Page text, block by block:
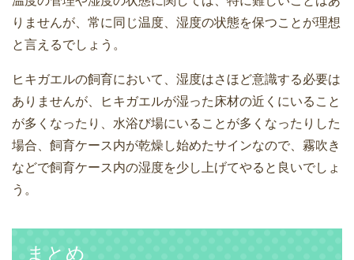
りませんが、常に同じ温度、湿度の状態を保つことが理想
と言えるでしょう。
ヒキガエルの飼育において、湿度はさほど意識する必要は
ありませんが、ヒキガエルが湿った床材の近くにいること
が多くなったり、水浴び場にいることが多くなったりした
場合、飼育ケース内が乾燥し始めたサインなので、霧吹き
などで飼育ケース内の湿度を少し上げてやると良いでしょ
う。
まとめ